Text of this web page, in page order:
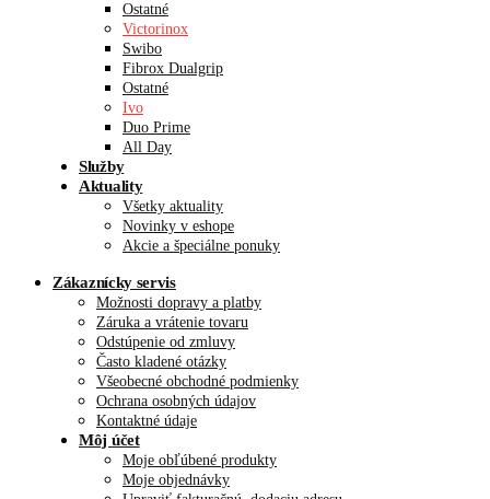
Ostatné
Victorinox
Swibo
Fibrox Dualgrip
Ostatné
Ivo
Duo Prime
All Day
Služby
Aktuality
Všetky aktuality
Novinky v eshope
Akcie a špeciálne ponuky
Zákaznícky servis
Možnosti dopravy a platby
Záruka a vrátenie tovaru
Odstúpenie od zmluvy
Často kladené otázky
Všeobecné obchodné podmienky
Ochrana osobných údajov
Kontaktné údaje
Môj účet
Moje obľúbené produkty
Moje objednávky